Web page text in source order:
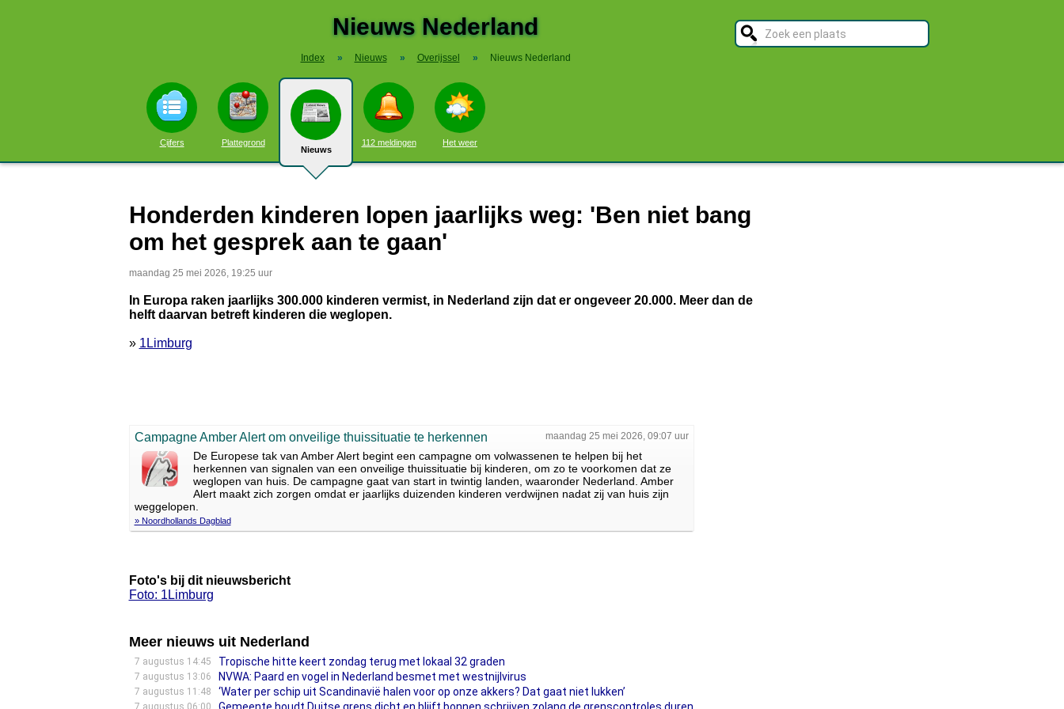
Nieuws Nederland
Index » Nieuws » Overijssel » Nieuws Nederland
Cijfers Plattegrond
Nieuws
112 meldingen Het weer
Honderden kinderen lopen jaarlijks weg: 'Ben niet bang
om het gesprek aan te gaan'
maandag 25 mei 2026, 19:25 uur
In Europa raken jaarlijks 300.000 kinderen vermist, in Nederland zijn dat er ongeveer 20.000. Meer dan de
helft daarvan betreft kinderen die weglopen.
» 1Limburg
maandag 25 mei 2026, 09:07 uur
Campagne Amber Alert om onveilige thuissituatie te herkennen
De Europese tak van Amber Alert begint een campagne om volwassenen te helpen bij het
herkennen van signalen van een onveilige thuissituatie bij kinderen, om zo te voorkomen dat ze
weglopen van huis. De campagne gaat van start in twintig landen, waaronder Nederland. Amber
Alert maakt zich zorgen omdat er jaarlijks duizenden kinderen verdwijnen nadat zij van huis zijn
weggelopen.
» Noordhollands Dagblad
Foto's bij dit nieuwsbericht
Foto: 1Limburg
Meer nieuws uit Nederland
7 augustus 14:45 Tropische hitte keert zondag terug met lokaal 32 graden
7 augustus 13:06 NVWA: Paard en vogel in Nederland besmet met westnijlvirus
7 augustus 11:48 ‘Water per schip uit Scandinavië halen voor op onze akkers? Dat gaat niet lukken’
7 augustus 06:00